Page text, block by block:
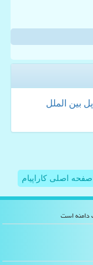
اپل بین الملل
صفحه اصلی کاراپیام